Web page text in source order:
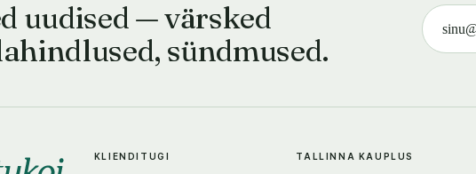
uudised — värsked
sündmused.
KLIENDITUGI TALLINNA KAUPLUS